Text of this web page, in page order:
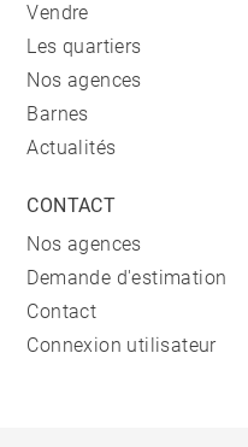
Vendre
Les quartiers
Nos agences
Barnes
Actualités
CONTACT
Nos agences
Demande d'estimation
Contact
Connexion utilisateur